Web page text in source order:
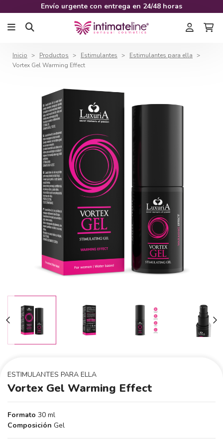
Envío urgente con entrega en 24/48 horas
Inicio Productos Estimulantes
Estimulantes para ella
Vortex Gel Warming Effect
ESTIMULANTES PARA ELLA
Vortex Gel Warming Effect
Formato 30 ml
Composición Gel